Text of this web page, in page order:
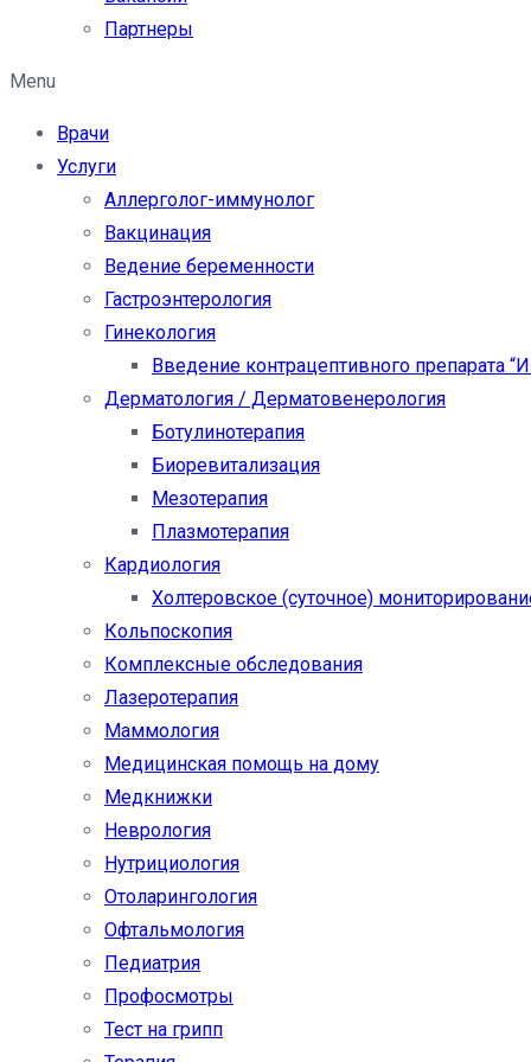
Партнеры
Menu
Врачи
Услуги
Аллерголог-иммунолог
Вакцинация
Ведение беременности
Гастроэнтерология
Гинекология
Введение контрацептивного препарата
Дерматология / Дерматовенерология
Ботулинотерапия
Биоревитализация
Мезотерапия
Плазмотерапия
Кардиология
Холтеровское (суточное)
Кольпоскопия
Комплексные обследования
Лазеротерапия
Маммология
Медицинская помощь на дому
Медкнижки
Неврология
Нутрициология
Отоларингология
Офтальмология
Педиатрия
Профосмотры
Тест на грипп